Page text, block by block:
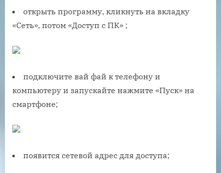
открыть программу, кликнуть на вкладку
«Сеть», потом «Доступ с ПК» ;
подключите вай фай к телефону и
компьютеру и запускайте нажмите «Пуск» на
смартфоне;
появится сетевой адрес для доступа;